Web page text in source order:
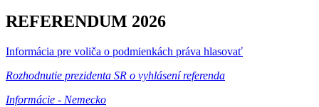
REFERENDUM 2026
Informácia pre voliča o podmienkách práva hlasovať
Rozhodnutie prezidenta SR o vyhlásení referenda
Informácie - Nemecko